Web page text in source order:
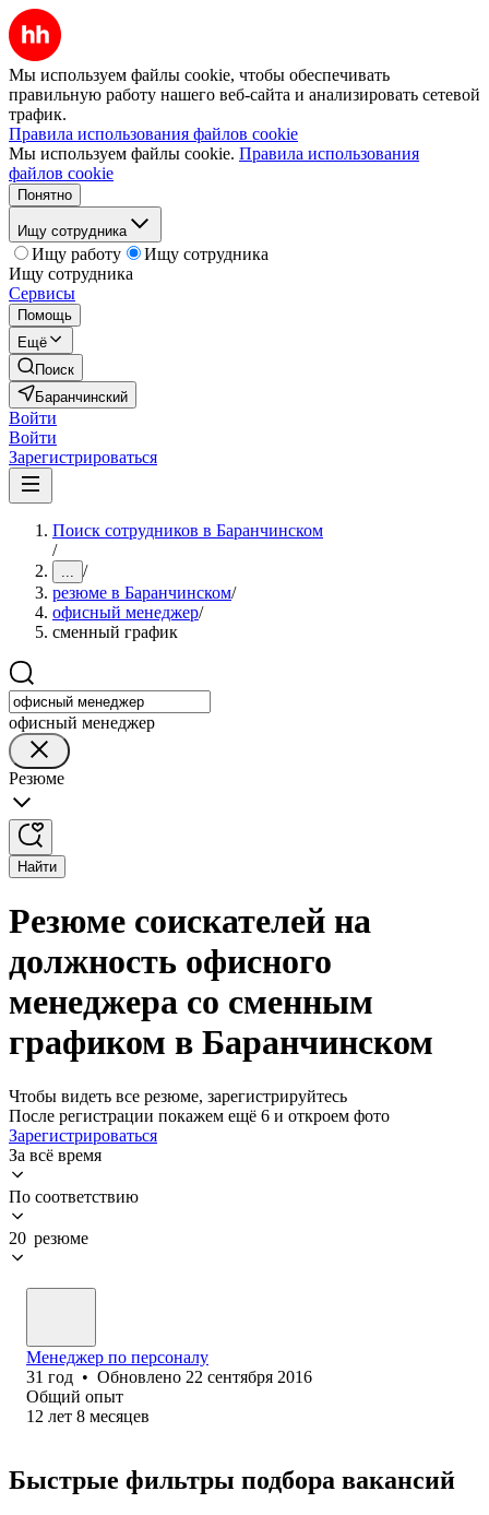
Мы используем файлы cookie, чтобы обеспечивать
правильную работу нашего веб-сайта и анализировать сетевой
трафик.
Правила использования файлов cookie
Мы используем файлы cookie. Правила использования
файлов cookie
Понятно
Ищу сотрудника
Ищу работу
Ищу сотрудника
Ищу сотрудника
Сервисы
Помощь
Ещё
Поиск
Баранчинский
Войти
Войти
Зарегистрироваться
Поиск сотрудников в Баранчинском
/
... /
резюме в Баранчинском/
офисный менеджер/
сменный график
офисный менеджер
Резюме
Найти
Резюме соискателей на
должность офисного
менеджера со сменным
графиком в Баранчинском
Чтобы видеть все резюме, зарегистрируйтесь
После регистрации покажем ещё 6 и откроем фото
Зарегистрироваться
За всё время
По соответствию
20 резюме
Менеджер по персоналу
31 год • Обновлено 22 сентября 2016
Общий опыт
12 лет 8 месяцев
Быстрые фильтры подбора вакансий